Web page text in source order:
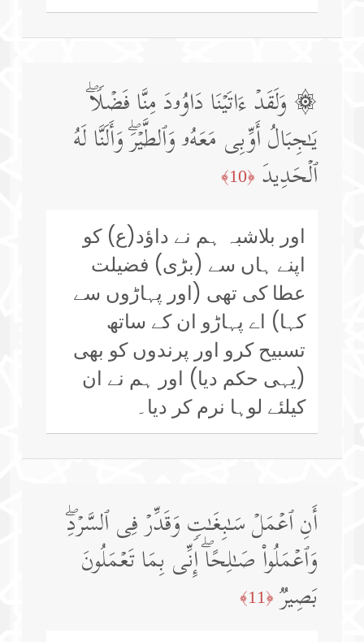
۞ وَلَقَدۡ ءَاتَیۡنَا دَاوُۥدَ مِنَّا فَضۡلࣰاۖ
یَـٰجِبَالُ أَوِّبِی مَعَهُۥ وَٱلطَّیۡرَۖ وَأَلَنَّا لَهُ
ٱلۡحَدِیدَ ﴿10﴾
اور بلاشبہ ہم نے داؤد(ع) کو
اپنے ہاں سے (بڑی) فضیلت
عطا کی تھی (اور پہاڑوں سے
کہا) اے پہاڑو ان کے ساتھ
تسبیح کرو اور پرندوں کو بھی
(یہی حکم دیا) اور ہم نے ان
کیلئے لوہا نرم کر دیا۔
أَنِ ٱعۡمَلۡ سَـٰبِغَـٰتࣲ وَقَدِّرۡ فِی ٱلسَّرۡدِۖ
وَٱعۡمَلُوا۟ صَـٰلِحًاۖ إِنِّی بِمَا تَعۡمَلُونَ
بَصِیرࣱ ﴿11﴾